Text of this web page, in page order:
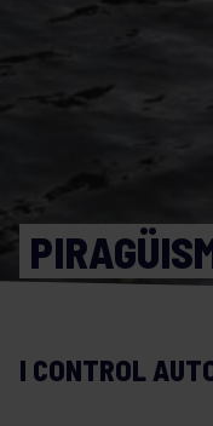
I CONTROL